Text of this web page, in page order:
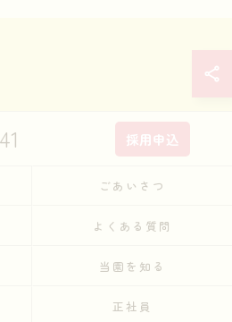
採用申込
ごあいさつ
よくある質問
当園を知る
正社員